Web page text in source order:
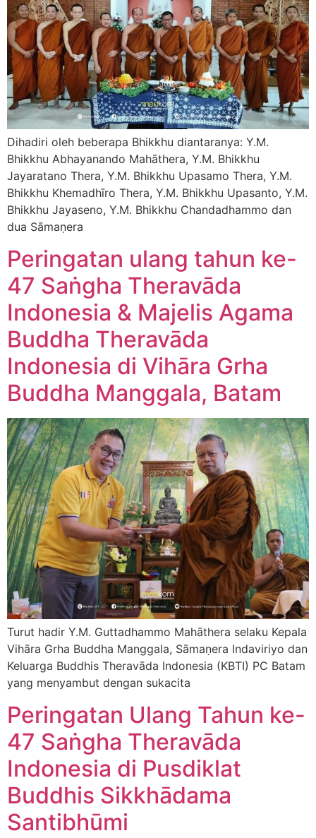
Dihadiri oleh beberapa Bhikkhu diantaranya: Y.M.
Bhikkhu Abhayanando Mahāthera, Y.M. Bhikkhu
Jayaratano Thera, Y.M. Bhikkhu Upasamo Thera, Y.M.
Bhikkhu Khemadhīro Thera, Y.M. Bhikkhu Upasanto, Y.M.
Bhikkhu Jayaseno, Y.M. Bhikkhu Chandadhammo dan
dua Sāmaṇera
Peringatan ulang tahun ke-
47 Saṅgha Theravāda
Indonesia & Majelis Agama
Buddha Theravāda
Indonesia di Vihāra Grha
Buddha Manggala, Batam
Turut hadir Y.M. Guttadhammo Mahāthera selaku Kepala
Vihāra Grha Buddha Manggala, Sāmaṇera Indaviriyo dan
Keluarga Buddhis Theravāda Indonesia (KBTI) PC Batam
yang menyambut dengan sukacita
Peringatan Ulang Tahun ke-
47 Saṅgha Theravāda
Indonesia di Pusdiklat
Buddhis Sikkhādama
Santibhūmi